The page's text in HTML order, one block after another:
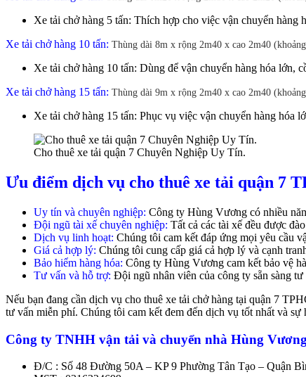
Xe tải chở hàng 5 tấn: Thích hợp cho việc vận chuyển hàng
Xe tải chở hàng 10 tấn: Thùng dài 8m x rộng 2m40 x cao 2m40
Xe tải chở hàng 10 tấn: Dùng để vận chuyển hàng hóa lớn,
Xe tải chở hàng 15 tấn: Thùng dài 9m x rộng 2m40 x cao 2m40
Xe tải chở hàng 15 tấn: Phục vụ việc vận chuyển hàng hóa
Cho thuê xe tải quận 7 Chuyên Nghiệp Uy Tín.
Ưu điểm dịch vụ cho thuê xe tải quận 7
Uy tín và chuyên nghiệp: Công ty Hùng Vương có nhiều
Đội ngũ tài xế chuyên nghiệp: Tất cả các tài xế đều được
Dịch vụ linh hoạt: Chúng tôi cam kết đáp ứng mọi yêu cầu
Giá cả hợp lý: Chúng tôi cung cấp giá cả hợp lý và cạnh
Bảo hiểm hàng hóa: Công ty Hùng Vương cam kết bảo vệ
Tư vấn và hỗ trợ: Đội ngũ nhân viên của công ty sẵn sàng
Nếu bạn đang cần dịch vụ cho thuê xe tải chở hàng tại quận 7
tư vấn miễn phí. Chúng tôi cam kết đem đến dịch vụ tốt nhất và
Công ty TNHH vận tải và chuyển nhà Hùng Vương
Đ/C : Số 48 Đường 50A – KP 9 Phường Tân Tạo – Quận